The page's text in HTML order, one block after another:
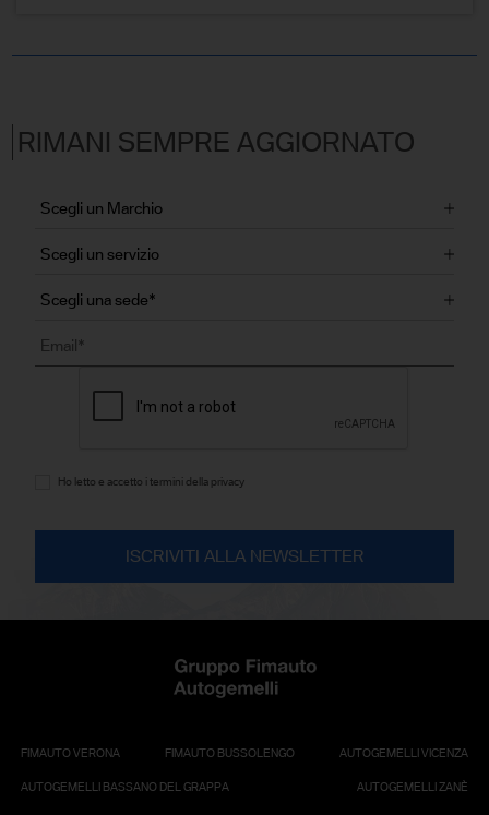
RIMANI SEMPRE AGGIORNATO
Ho letto e accetto i termini della privacy
FIMAUTO VERONA FIMAUTO BUSSOLENGO AUTOGEMELLI VICENZA
AUTOGEMELLI BASSANO DEL GRAPPA AUTOGEMELLI ZANÈ